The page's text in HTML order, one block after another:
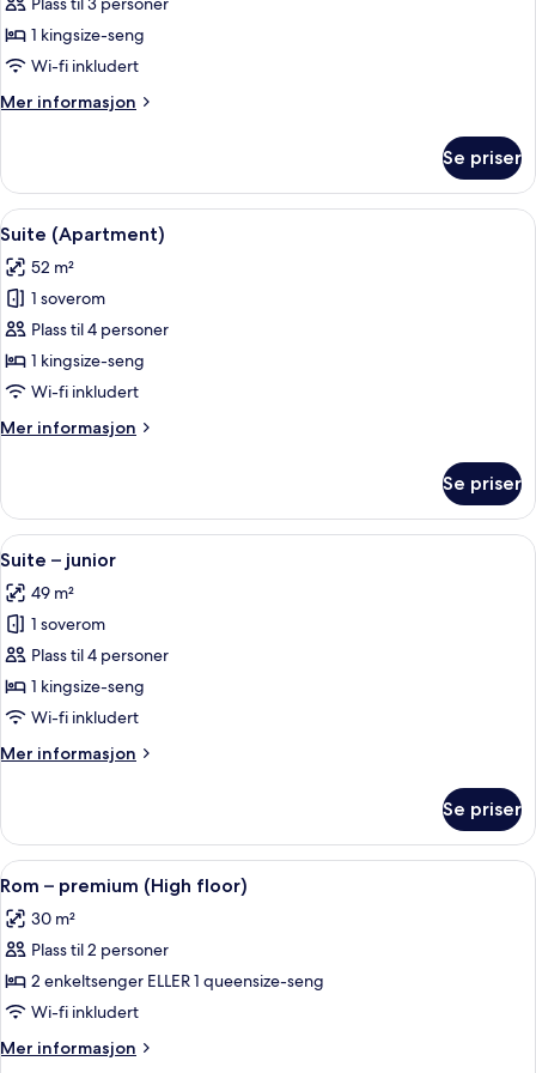
–
president
1 kingsize-seng
Wi-fi inkludert
Mer informasjon
Mer
–
president
Se priser
Åpne
alle
bildene
av
Suite
(Apartment)
Suite (Apartment) | Sengetøy av
5
Suite (Apartment)
52 m²
1 soverom
Plass til 4 personer
1 kingsize-seng
Wi-fi inkludert
Mer informasjon
Mer
(Apartment)
Se priser
Åpne
alle
bildene
av
Suite
–
junior
Suite – junior | Sengetøy av topp
7
Suite – junior
49 m²
1 soverom
Plass til 4 personer
1 kingsize-seng
Wi-fi inkludert
Mer informasjon
Mer
–
junior
Se priser
Åpne
alle
bildene
av
Rom
–
premium
(High
Sengetøy av topp kvalitet, minibar,
11
Rom – premium (High floor)
30 m²
Plass til 2 personer
2 enkeltsenger ELLER 1 queensize-seng
Wi-fi inkludert
Mer informasjon
Mer